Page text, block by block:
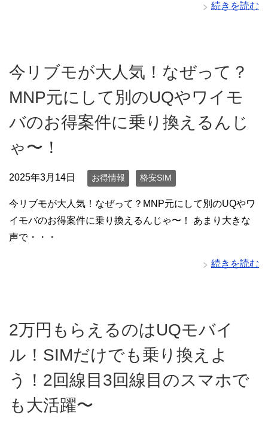
続きを読む
今リブモが大人気！なぜって？
MNP元にして別のUQやワイモ
バのお得案件に乗り換えるんじ
ゃ〜！
2025年3月14日 お得情報 格安SIM
今リブモが大人気！なぜって？MNP元にして別のUQやワ
イモバのお得案件に乗り換えるんじゃ〜！ あまり大きな
声で・・・
続きを読む
2万円もらえるのはUQモバイ
ル！SIMだけでも乗り換えよ
う！2回線目3回線目のスマホで
も大活躍〜